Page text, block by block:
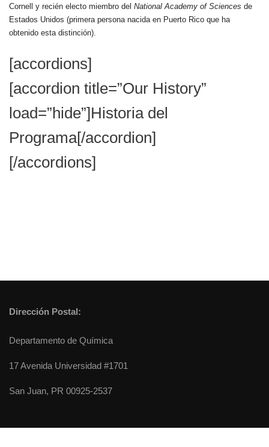
Cornell y recién electo miembro del National Academy of Sciences de
Estados Unidos (primera persona nacida en Puerto Rico que ha
obtenido esta distinción).
[accordions]
[accordion title=”Our History”
load=”hide”]Historia del
Programa[/accordion]
[/accordions]
Dirección Postal:
Departamento de Química
17 Avenida Universidad #1701
San Juan, PR 00925-2537